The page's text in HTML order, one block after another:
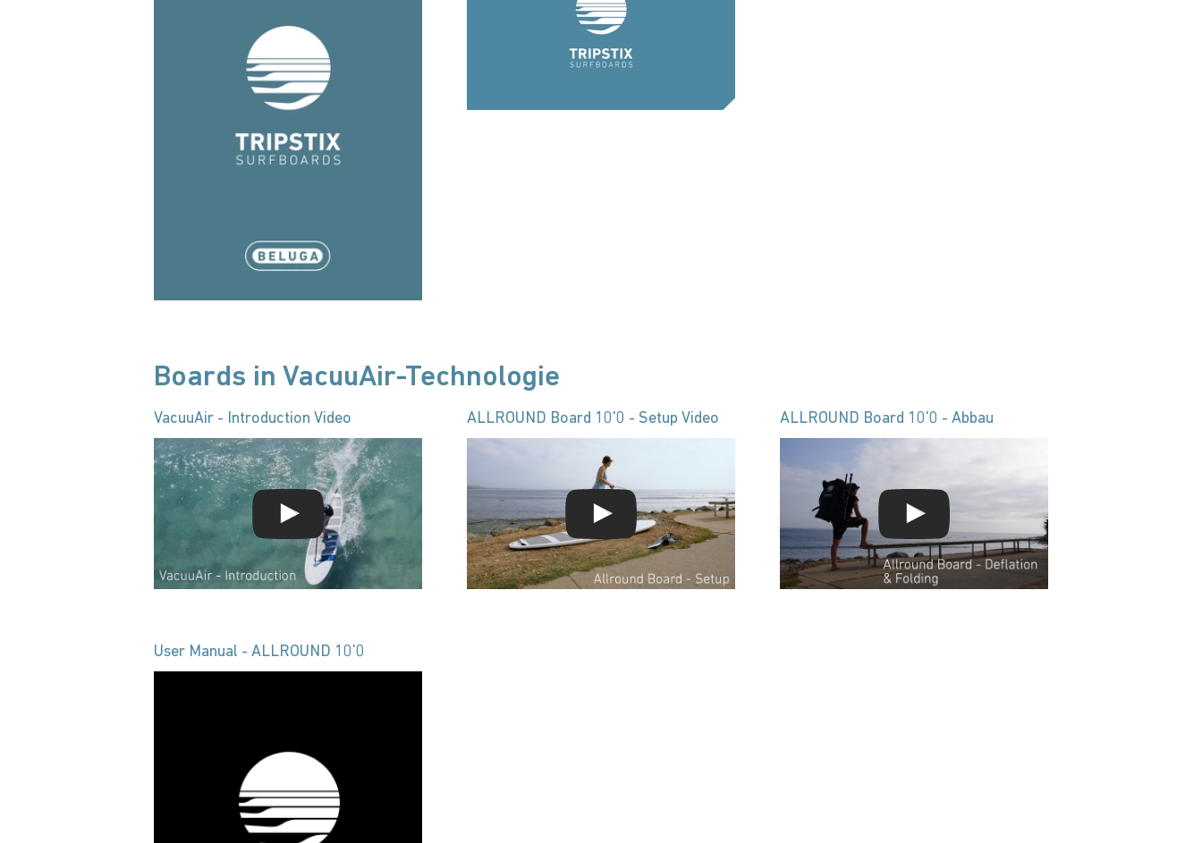
Boards in VacuuAir-Technologie
VacuuAir - Introduction Video ALLROUND Board 10'0 - Setup Video ALLROUND Board 10'0 - Abbau
User Manual - ALLROUND 10'0